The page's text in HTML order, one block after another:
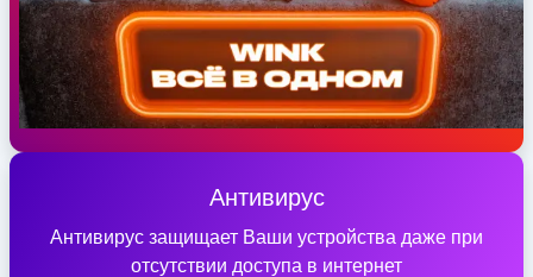
Антивирус
Антивирус защищает Ваши устройства даже при
отсутствии доступа в интернет